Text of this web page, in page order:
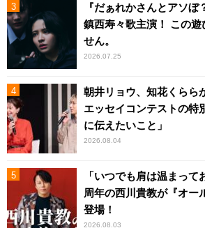
『だぁれかさんとアソぼ
鎮西寿々歌主演！ この遊
せん。
2026.07.25
朝井リョウ、知花くらら
エッセイコンテストの特
に伝えたいこと」
2026.08.04
「いつでも肩は温まっ
周年の西川貴教が『オー
登場！
2026.08.03